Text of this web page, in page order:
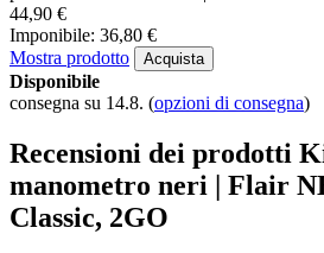
44,90 €
Imponibile: 36,80 €
Mostra prodotto
Acquista
Disponibile
consegna su 14.8. (opzioni di consegna)
Recensioni dei prodotti
manometro neri | Flair
Classic, 2GO